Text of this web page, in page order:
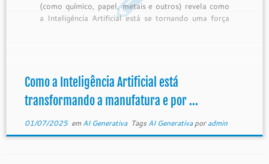
(como químico, papel, metais e outros) revela como
a Inteligência Artificial está se tornando uma força
Como a Inteligência Artificial está
transformando a manufatura e por ...
01/07/2025em AI Generativa Tags AI Generativaporadmin